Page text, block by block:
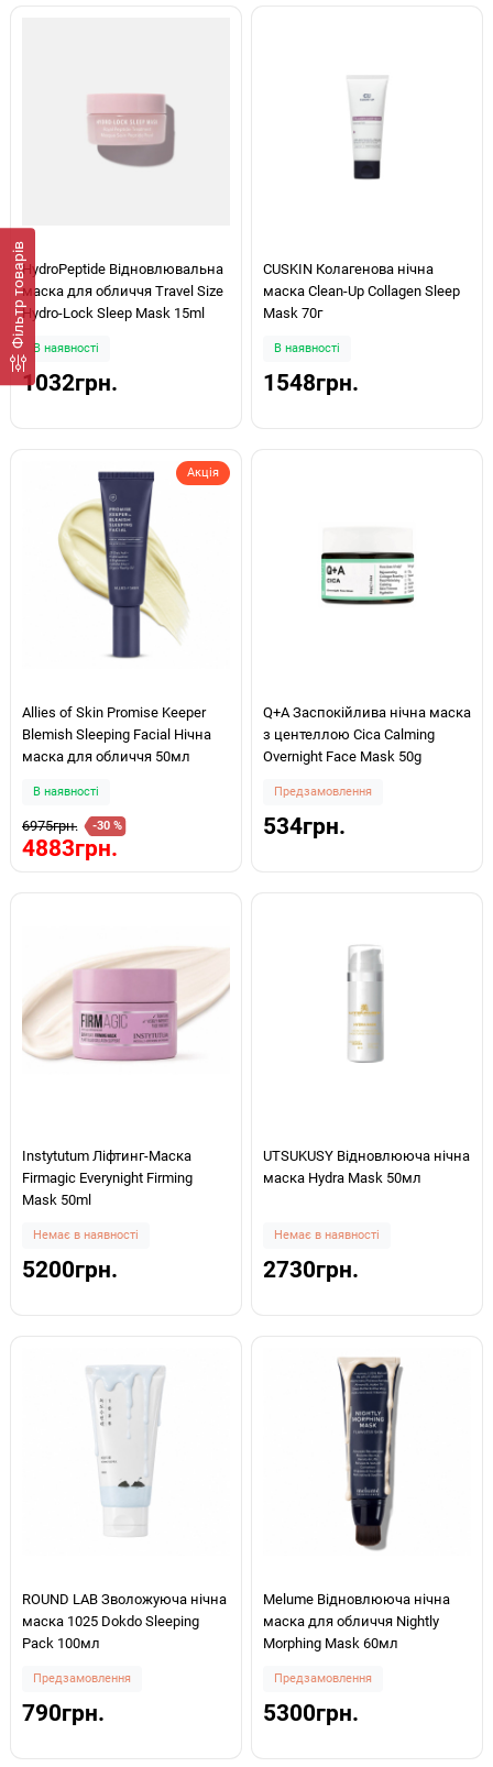
Фiльтр товарівHydroPeptide Відновлювальна
маска для обличчя Travel Size
Hydro-Lock Sleep Mask 15ml
В наявності
1032грн.
CUSKIN Колагенова нічна
маска Clean-Up Collagen Sleep
Mask 70г
В наявності
1548грн.
Акція
Allies of Skin Promise Keeper
Blemish Sleeping Facial Нічна
маска для обличчя 50мл
В наявності
6975грн. -30 %
4883грн.
Q+A Заспокійлива нічна маска
з центеллою Cica Calming
Overnight Face Mask 50g
Предзамовлення
534грн.
Instytutum Ліфтинг-Маска
Firmagic Everynight Firming
Mask 50ml
Немає в наявності
5200грн.
UTSUKUSY Відновлююча нічна
маска Hydra Mask 50мл
Немає в наявності
2730грн.
ROUND LAB Зволожуюча нічна
маска 1025 Dokdo Sleeping
Pack 100мл
Предзамовлення
790грн.
Melume Відновлююча нічна
маска для обличчя Nightly
Morphing Mask 60мл
Предзамовлення
5300грн.